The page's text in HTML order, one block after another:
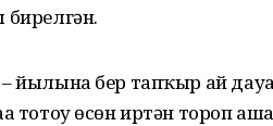
бирелгән.
йылына бер тапҡыр ай
тотоу өсөн иртән тороп